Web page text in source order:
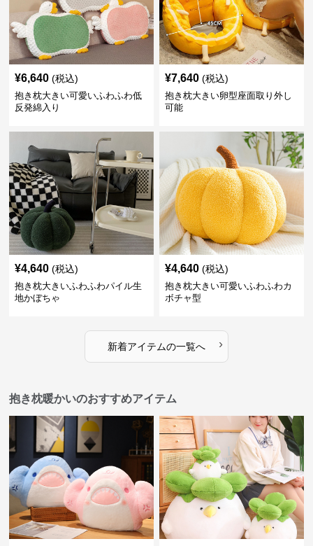
¥6,640 (税込)
抱き枕大きい可愛いふわふわ低
反発綿入り
¥7,640 (税込)
抱き枕大きい卵型座面取り外し
可能
¥4,640 (税込)
抱き枕大きいふわふわパイル生
地かぼちゃ
¥4,640 (税込)
抱き枕大きい可愛いふわふわカ
ボチャ型
新着アイテムの一覧へ ›
抱き枕暖かいのおすすめアイテム